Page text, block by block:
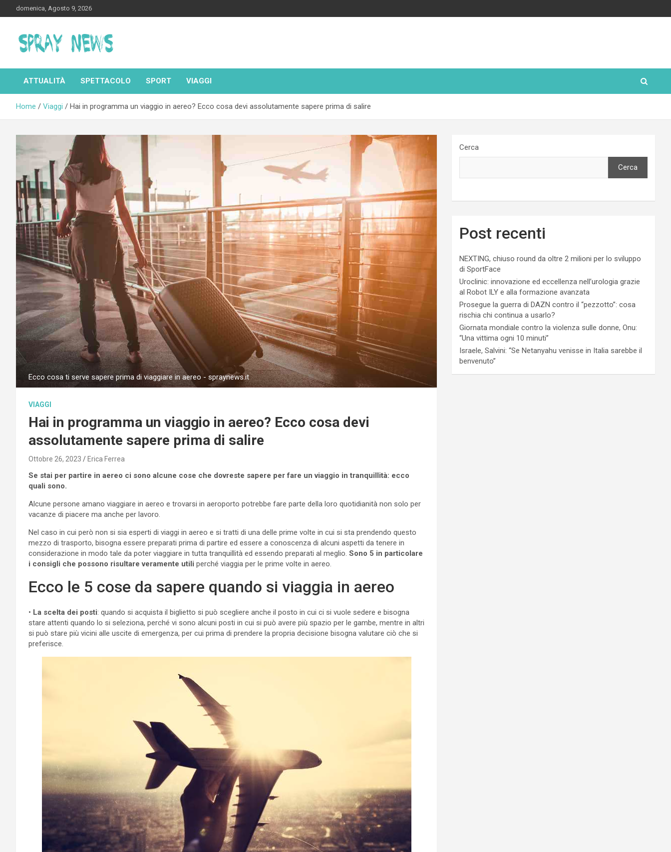
to
domenica, Agosto 9, 2026
Spraynews.it
ATTUALITÀ SPETTACOLO SPORT VIAGGI
Home Viaggi Hai in programma un viaggio in aereo? Ecco cosa devi assolutamente sapere prima di salire
Ecco cosa ti serve sapere prima di viaggiare in aereo - spraynews.it
VIAGGI
Hai in programma un viaggio in aereo? Ecco cosa devi
assolutamente sapere prima di salire
Ottobre 26, 2023 Erica Ferrea
Se stai per partire in aereo ci sono alcune cose che dovreste sapere per fare un viaggio in tranquillità: ecco
quali sono.
Alcune persone amano viaggiare in aereo e trovarsi in aeroporto potrebbe fare parte della loro quotidianità non solo per
vacanze di piacere ma anche per lavoro.
Nel caso in cui però non si sia esperti di viaggi in aereo e si tratti di una delle prime volte in cui si sta prendendo questo
mezzo di trasporto, bisogna essere preparati prima di partire ed essere a conoscenza di alcuni aspetti da tenere in
considerazione in modo tale da poter viaggiare in tutta tranquillità ed essendo preparati al meglio. Sono 5 in particolare
i consigli che possono risultare veramente utili perché viaggia per le prime volte in aereo.
Ecco le 5 cose da sapere quando si viaggia in aereo
• La scelta dei posti: quando si acquista il biglietto si può scegliere anche il posto in cui ci si vuole sedere e bisogna
stare attenti quando lo si seleziona, perché vi sono alcuni posti in cui si può avere più spazio per le gambe, mentre in altri
si può stare più vicini alle uscite di emergenza, per cui prima di prendere la propria decisione bisogna valutare ciò che si
preferisce.
Cerca
Cerca
Post recenti
NEXTING, chiuso round da oltre 2 milioni per lo sviluppo
di SportFace
Uroclinic: innovazione ed eccellenza nell’urologia grazie
al Robot ILY e alla formazione avanzata
Prosegue la guerra di DAZN contro il “pezzotto”: cosa
rischia chi continua a usarlo?
Giornata mondiale contro la violenza sulle donne, Onu:
“Una vittima ogni 10 minuti”
Israele, Salvini: “Se Netanyahu venisse in Italia sarebbe il
benvenuto”